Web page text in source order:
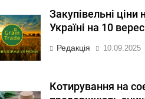
Закупівельні ціни
Україні на 10
Редакція 10.09.2025
Котирування на